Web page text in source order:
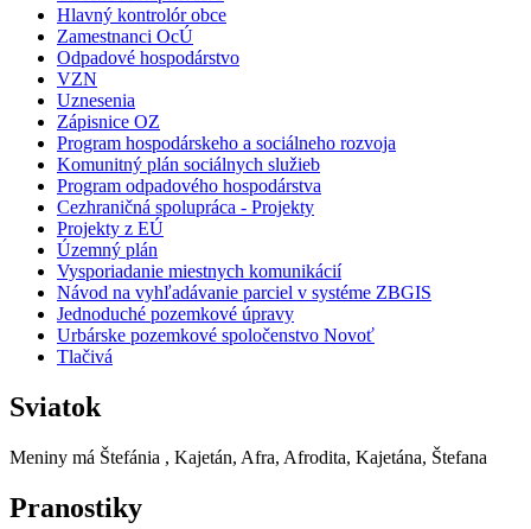
Hlavný kontrolór obce
Zamestnanci OcÚ
Odpadové hospodárstvo
VZN
Uznesenia
Zápisnice OZ
Program hospodárskeho a sociálneho rozvoja
Komunitný plán sociálnych služieb
Program odpadového hospodárstva
Cezhraničná spolupráca - Projekty
Projekty z EÚ
Územný plán
Vysporiadanie miestnych komunikácií
Návod na vyhľadávanie parciel v systéme ZBGIS
Jednoduché pozemkové úpravy
Urbárske pozemkové spoločenstvo Novoť
Tlačivá
Sviatok
Meniny má Štefánia , Kajetán, Afra, Afrodita, Kajetána, Štefana
Pranostiky